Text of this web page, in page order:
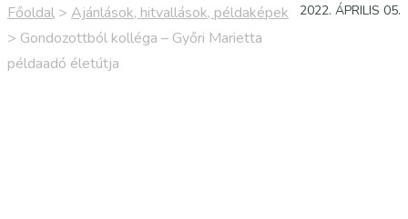
Veszprém Megyei Gyermekvédelmi Központ, Általános Iskola,
Szakiskola, Készségfejlesztő Iskola veszprémi
gyermekotthonában végezte. A…
Főoldal > Ajánlások, hitvallások, példaképek
> Gondozottból kolléga – Győri Marietta
példaadó életútja
2022. ÁPRILIS 05.